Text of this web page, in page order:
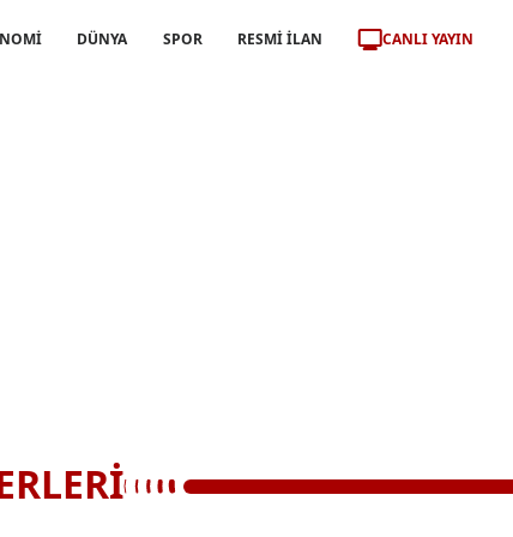
DÜNYA SPOR RESMİ İLAN CANLI YAYIN